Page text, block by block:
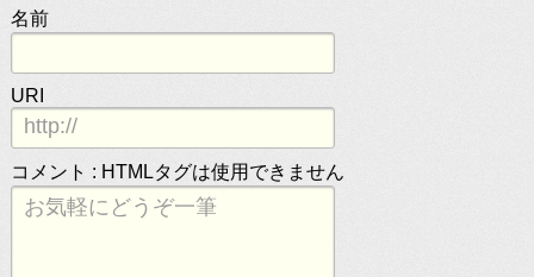
名前
URI
コメント : HTMLタグは使用できません